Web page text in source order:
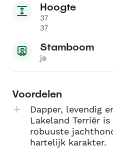
Hoogte
37
37
Stamboom
ja
Voordelen
Dapper, levendig
Lakeland Terriër
robuuste
hartelijk karakter.